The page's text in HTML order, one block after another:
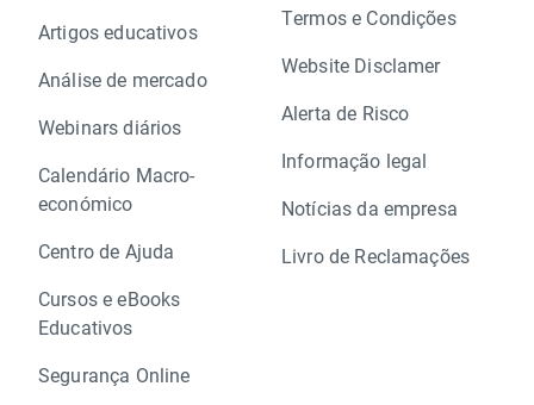
Artigos educativos
Análise de mercado
Webinars diários
Calendário Macro-
económico
Centro de Ajuda
Cursos e eBooks
Educativos
Segurança Online
Termos e Condições
Website Disclamer
Alerta de Risco
Informação legal
Notícias da empresa
Livro de Reclamações